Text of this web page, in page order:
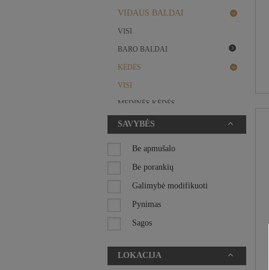
VIDAUS BALDAI
VISI
BARO BALDAI
KĖDĖS
VISI
MEDINĖS KĖDĖS
METALINĖS KĖDĖS
PLASTIKINĖS KĖDĖS
MINKŠTI BALDAI
SPINTELĖS, KOMODOS
STALAI
STALO KOJOS
STALVIRŠIAI
SUOLIUKAI
SAVYBĖS
Be apmušalo
Be porankių
Galimybė modifikuoti
Pynimas
Sagos
Su porankiais
LOKACIJA